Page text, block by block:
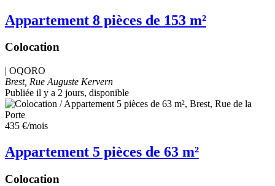
Appartement 8 pièces de 153 m²
Colocation
| OQORO
Brest, Rue Auguste Kervern
Publiée il y a 2 jours, disponible
435 €/mois
Appartement 5 pièces de 63 m²
Colocation